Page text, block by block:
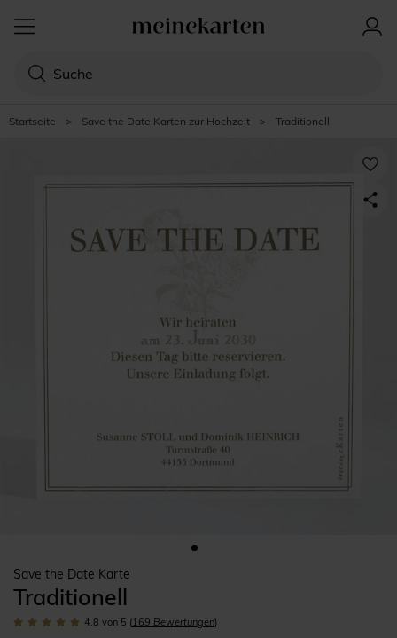
Startseite > Save the Date Karten zur Hochzeit > Traditionell
Save the Date Karte
Traditionell
4.8 von 5 (169 Bewertungen)